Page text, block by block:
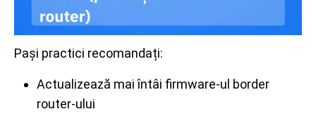
Pași practici recomandați:
Actualizează mai întâi firmware-ul border
router-ului